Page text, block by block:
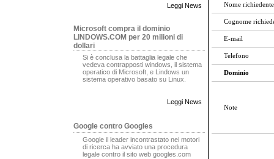
Leggi News
Microsoft compra il dominio
LINDOWS.COM per 20 milioni di
dollari
Si è conclusa la battaglia legale che
vedeva contrapposti windows, il sistema
operatico di Microsoft, e Lindows un
sistema operativo basato su Linux.
Leggi News
Google contro Googles
Google il leader incontrastato nei motori
di ricerca ha avviato una procedura
legale contro il sito web googles.com
Nome richiedente
Cognome
E-mail
Telefono
Dominio
Note